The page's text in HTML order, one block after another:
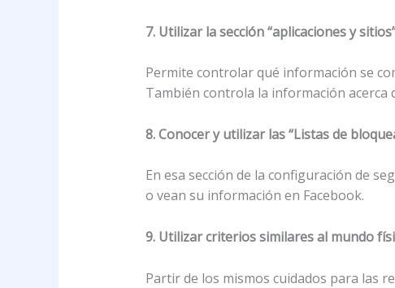
7. Utilizar la sección “aplicaciones y
Permite controlar qué información se
También controla la información
8. Conocer y utilizar las “Listas de
En esa sección de la configuración de
o vean su información en Facebook.
9. Utilizar criterios similares al mundo
Partir de los mismos cuidados para las